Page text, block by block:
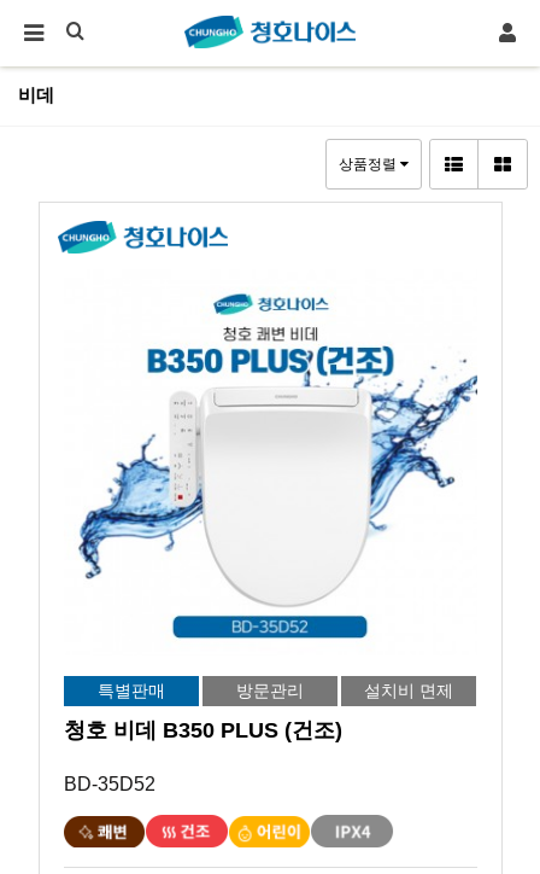
비데
상품정렬
특별판매 방문관리 설치비 면제
청호 비데 B350 PLUS (건조)
BD-35D52